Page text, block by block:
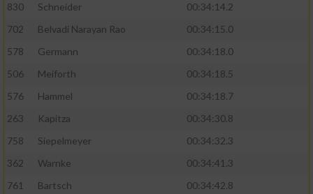
830
Schneider
00:34:14.2
702
Belvadi Narayan Rao
00:34:15.0
578
Germann
00:34:18.0
506
Meiforth
00:34:18.5
576
Hammel
00:34:18.7
263
Kapitza
00:34:30.8
758
Siepelmeyer
00:34:32.3
362
Warnke
00:34:41.3
761
Bartsch
00:34:42.8